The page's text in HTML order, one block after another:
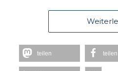
teilen teilen